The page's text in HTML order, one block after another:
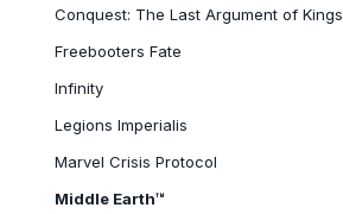
Conquest: The Last Argument of Kings
Freebooters Fate
Infinity
Legions Imperialis
Marvel Crisis Protocol
Middle Earth™